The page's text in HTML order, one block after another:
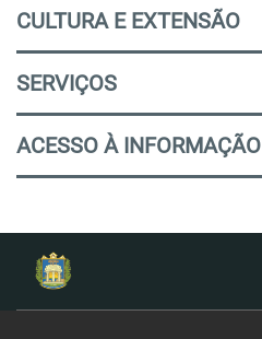
CULTURA E EXTENSÃO
SERVIÇOS
ACESSO À INFORMAÇÃO